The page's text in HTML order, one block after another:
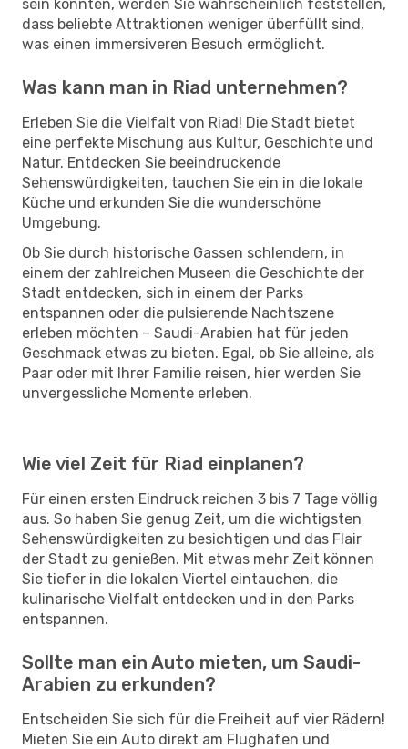
sein könnten, werden Sie wahrscheinlich feststellen,
dass beliebte Attraktionen weniger überfüllt sind,
was einen immersiveren Besuch ermöglicht.
Was kann man in Riad unternehmen?
Erleben Sie die Vielfalt von Riad! Die Stadt bietet
eine perfekte Mischung aus Kultur, Geschichte und
Natur. Entdecken Sie beeindruckende
Sehenswürdigkeiten, tauchen Sie ein in die lokale
Küche und erkunden Sie die wunderschöne
Umgebung.
Ob Sie durch historische Gassen schlendern, in
einem der zahlreichen Museen die Geschichte der
Stadt entdecken, sich in einem der Parks
entspannen oder die pulsierende Nachtszene
erleben möchten – Saudi-Arabien hat für jeden
Geschmack etwas zu bieten. Egal, ob Sie alleine, als
Paar oder mit Ihrer Familie reisen, hier werden Sie
unvergessliche Momente erleben.
Wie viel Zeit für Riad einplanen?
Für einen ersten Eindruck reichen 3 bis 7 Tage völlig
aus. So haben Sie genug Zeit, um die wichtigsten
Sehenswürdigkeiten zu besichtigen und das Flair
der Stadt zu genießen. Mit etwas mehr Zeit können
Sie tiefer in die lokalen Viertel eintauchen, die
kulinarische Vielfalt entdecken und in den Parks
entspannen.
Sollte man ein Auto mieten, um Saudi-
Arabien zu erkunden?
Entscheiden Sie sich für die Freiheit auf vier Rädern!
Mieten Sie ein Auto direkt am Flughafen und